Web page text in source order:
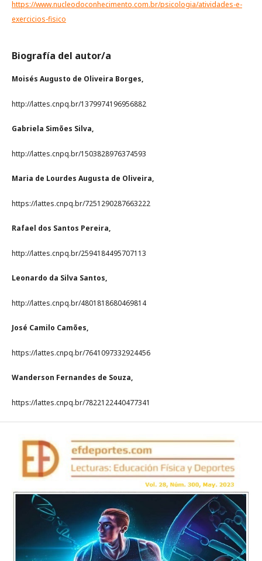
https://www.nucleodoconhecimento.com.br/psicologia/atividades-e-
exercicios-fisico
Biografía del autor/a
Moisés Augusto de Oliveira Borges,
http://lattes.cnpq.br/1379974196956882
Gabriela Simões Silva,
http://lattes.cnpq.br/1503828976374593
Maria de Lourdes Augusta de Oliveira,
https://lattes.cnpq.br/7251290287663222
Rafael dos Santos Pereira,
http://lattes.cnpq.br/2594184495707113
Leonardo da Silva Santos,
http://lattes.cnpq.br/4801818680469814
José Camilo Camões,
https://lattes.cnpq.br/7641097332924456
Wanderson Fernandes de Souza,
https://lattes.cnpq.br/7822122440477341